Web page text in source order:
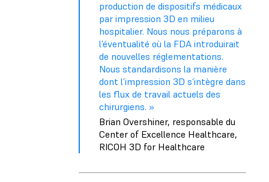
production de dispositifs médicaux
par impression 3D en milieu
hospitalier. Nous nous préparons à
l’éventualité où la FDA introduirait
de nouvelles réglementations.
Nous standardisons la manière
dont l’impression 3D s’intègre dans
les flux de travail actuels des
chirurgiens. »
Brian Overshiner, responsable du
Center of Excellence Healthcare,
RICOH 3D for Healthcare